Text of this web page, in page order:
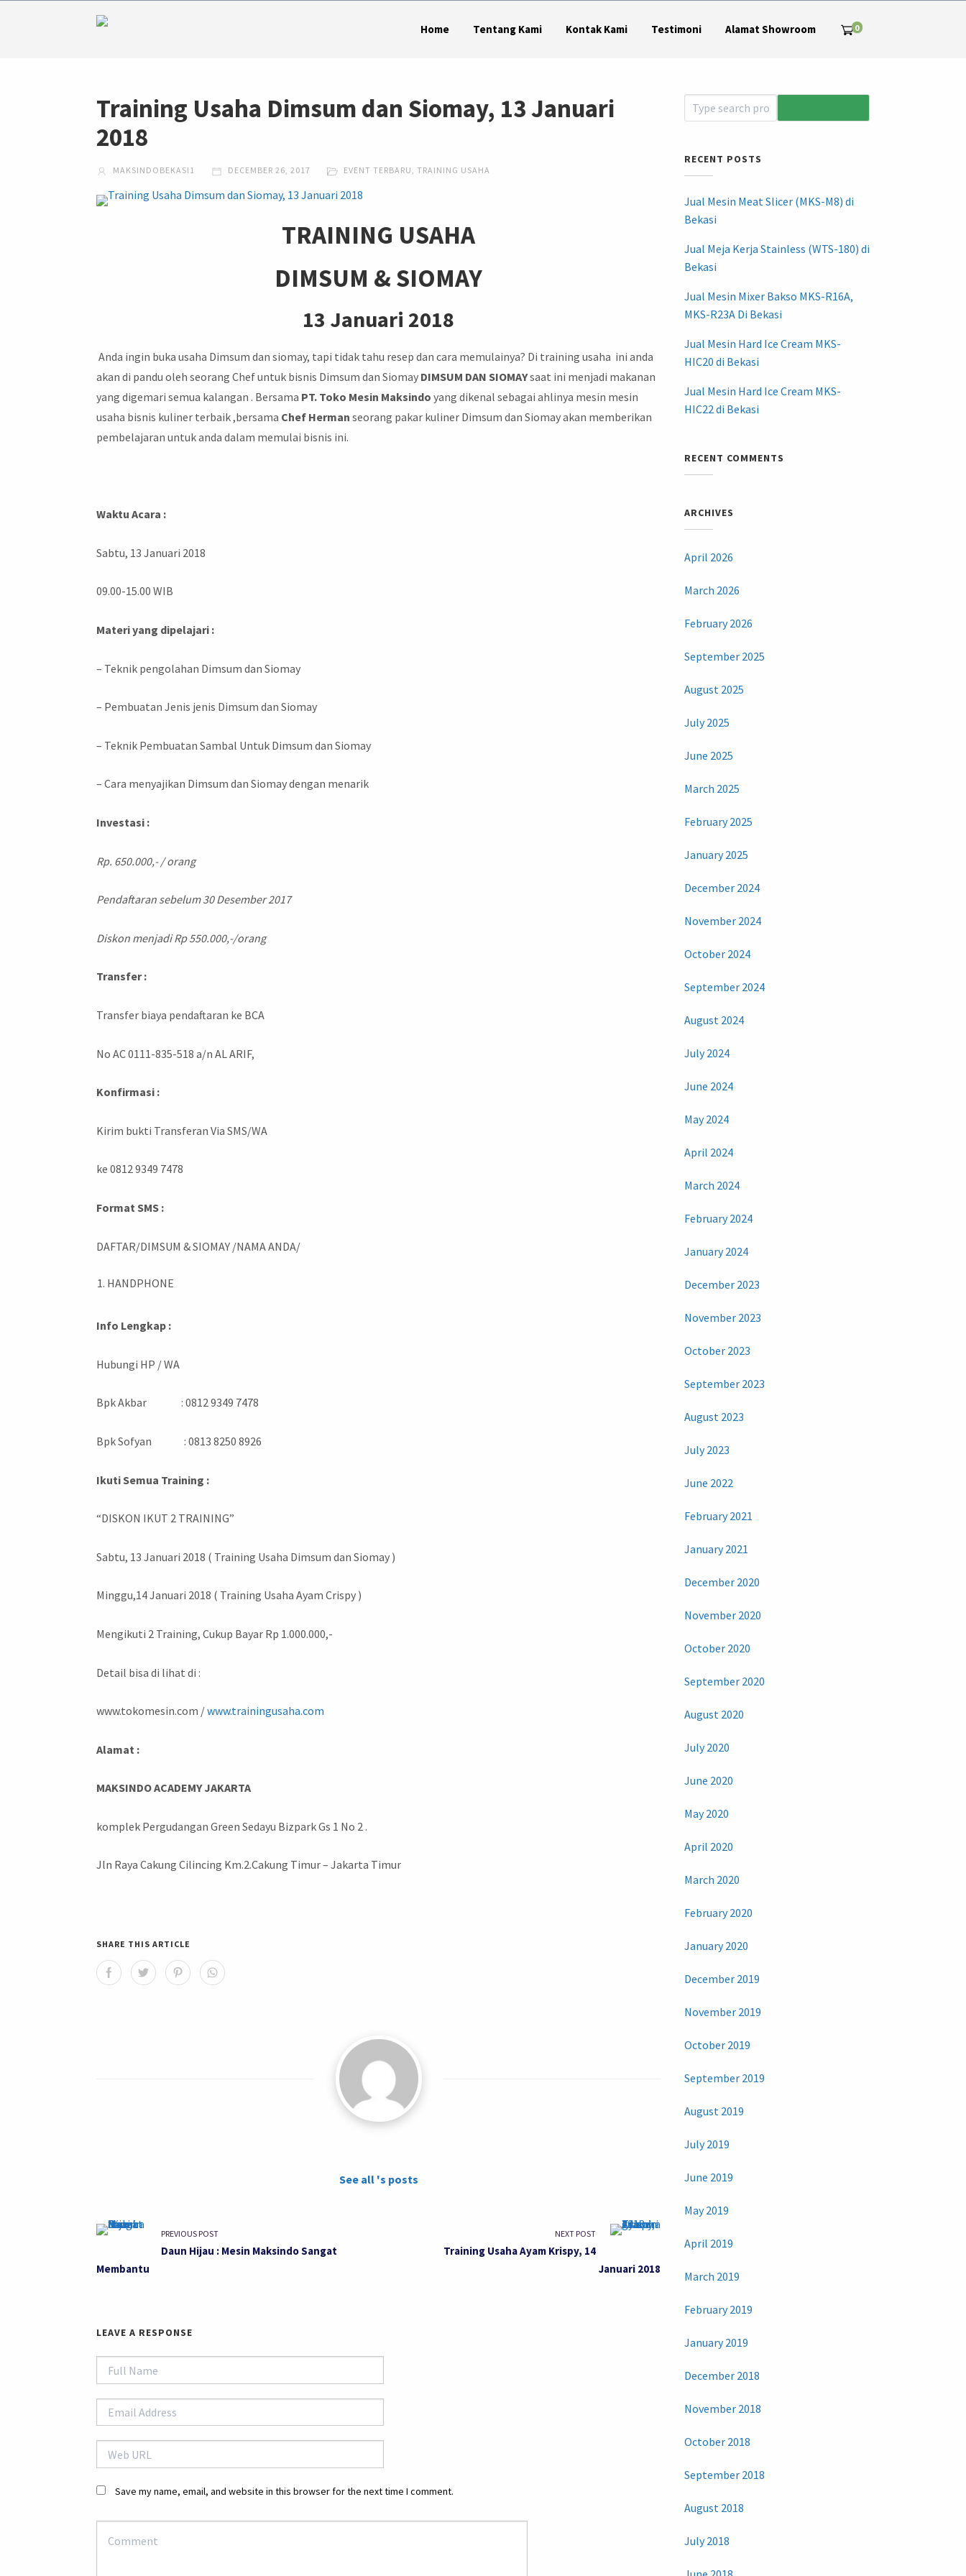
Home Tentang Kami Kontak Kami Testimoni Alamat Showroom 0
Training Usaha Dimsum dan Siomay, 13 Januari
2018
MAKSINDOBEKASI1 DECEMBER 26, 2017 EVENT TERBARU,TRAINING USAHA
TRAINING USAHA
DIMSUM & SIOMAY
13 Januari 2018
Anda ingin buka usaha Dimsum dan siomay, tapi tidak tahu resep dan cara memulainya? Di training usaha ini anda
akan di pandu oleh seorang Chef untuk bisnis Dimsum dan Siomay DIMSUM DAN SIOMAYsaat ini menjadi makanan
yang digemari semua kalangan . Bersama PT. Toko Mesin Maksindo yang dikenal sebagai ahlinya mesin mesin
usaha bisnis kuliner terbaik ,bersama Chef Herman seorang pakar kuliner Dimsum dan Siomay akan memberikan
pembelajaran untuk anda dalam memulai bisnis ini.
Waktu Acara :
Sabtu, 13 Januari 2018
09.00-15.00 WIB
Materi yang dipelajari :
– Teknik pengolahan Dimsum dan Siomay
– Pembuatan Jenis jenis Dimsum dan Siomay
– Teknik Pembuatan Sambal Untuk Dimsum dan Siomay
– Cara menyajikan Dimsum dan Siomay dengan menarik
Investasi :
Rp. 650.000,- / orang
Pendaftaran sebelum30Desember 2017
Diskon menjadi Rp 550.000,-/orang
Transfer :
Transfer biaya pendaftaran ke BCA
No AC 0111-835-518 a/n AL ARIF,
Konfirmasi :
Kirim bukti Transferan Via SMS/WA
ke 0812 9349 7478
Format SMS :
DAFTAR/DIMSUM & SIOMAY /NAMA ANDA/
HANDPHONE
Info Lengkap :
Hubungi HP / WA
Bpk Akbar : 0812 9349 7478
Bpk Sofyan : 0813 8250 8926
Ikuti Semua Training :
“DISKON IKUT 2 TRAINING”
Sabtu, 13 Januari 2018 ( Training Usaha Dimsum dan Siomay )
Minggu,14 Januari 2018 ( Training Usaha Ayam Crispy )
Mengikuti 2 Training, Cukup Bayar Rp 1.000.000,-
Detail bisa di lihat di :
www.tokomesin.com /www.trainingusaha.com
Alamat :
MAKSINDO ACADEMY JAKARTA
komplek Pergudangan Green Sedayu Bizpark Gs 1 No 2 .
Jln Raya Cakung Cilincing Km.2.Cakung Timur – Jakarta Timur
SHARE THIS ARTICLE
See all 's posts
PREVIOUS POST
Daun Hijau : Mesin Maksindo Sangat
Membantu
NEXT POST
Training Usaha Ayam Krispy, 14
Januari 2018
LEAVE A RESPONSE
Save my name, email, and website in this browser for the next time I comment.
RECENT POSTS
Jual Mesin Meat Slicer (MKS-M8) di
Bekasi
Jual Meja Kerja Stainless (WTS-180) di
Bekasi
Jual Mesin Mixer Bakso MKS-R16A,
MKS-R23A Di Bekasi
Jual Mesin Hard Ice Cream MKS-
HIC20 di Bekasi
Jual Mesin Hard Ice Cream MKS-
HIC22 di Bekasi
RECENT COMMENTS
ARCHIVES
April 2026
March 2026
February 2026
September 2025
August 2025
July 2025
June 2025
March 2025
February 2025
January 2025
December 2024
November 2024
October 2024
September 2024
August 2024
July 2024
June 2024
May 2024
April 2024
March 2024
February 2024
January 2024
December 2023
November 2023
October 2023
September 2023
August 2023
July 2023
June 2022
February 2021
January 2021
December 2020
November 2020
October 2020
September 2020
August 2020
July 2020
June 2020
May 2020
April 2020
March 2020
February 2020
January 2020
December 2019
November 2019
October 2019
September 2019
August 2019
July 2019
June 2019
May 2019
April 2019
March 2019
February 2019
January 2019
December 2018
November 2018
October 2018
September 2018
August 2018
July 2018